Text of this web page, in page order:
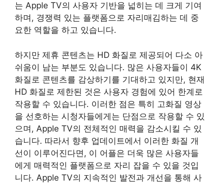
는 Apple TV의 사용자 기반을 넓히는 데 크게 기여
하며, 경쟁력 있는 플랫폼으로 자리매김하는 데 중
요한 역할을 하고 있습니다.
하지만 제휴 콘텐츠는 HD 화질로 제공되어 다소 아
쉬움이 남는 부분도 있습니다. 많은 사용자들이 4K
화질로 콘텐츠를 감상하기를 기대하고 있지만, 현재
HD 화질로 제한된 것은 사용자 경험에 있어 한계로
작용할 수 있습니다. 이러한 점은 특히 고화질 영상
을 선호하는 시청자들에게는 단점으로 작용할 수 있
으며, Apple TV의 전체적인 매력을 감소시킬 수 있
습니다. 따라서 향후 업데이트에서 이러한 화질 개
선이 이루어진다면, 이 어플은 더욱 많은 사용자들
에게 매력적인 플랫폼으로 자리 잡을 수 있을 것입
니다. Apple TV의 지속적인 발전과 개선을 통해 사